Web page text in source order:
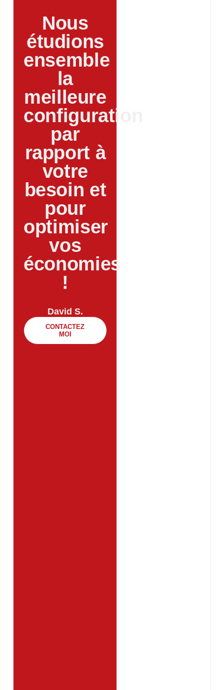
Nous
étudions
ensemble
la
meilleure
configuration
par
rapport à
votre
besoin et
pour
optimiser
vos
économies
!​
David S.
CONTACTEZ
MOI